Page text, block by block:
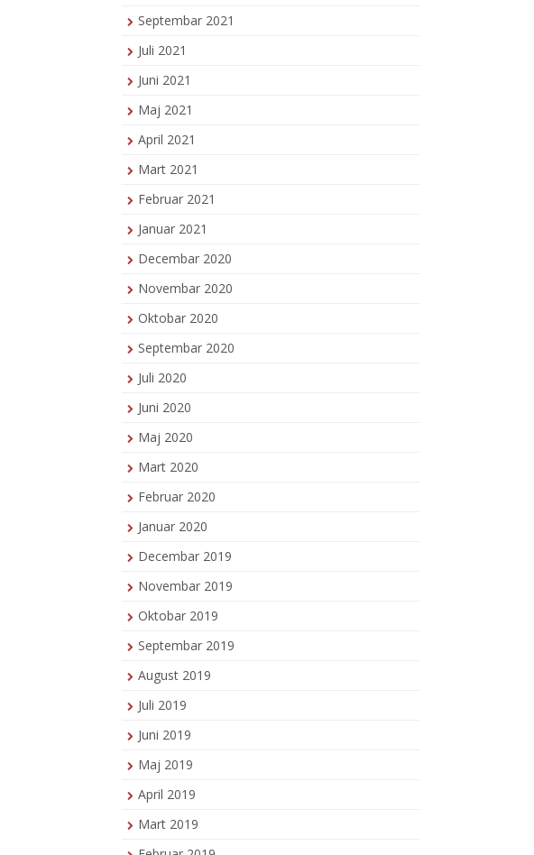
Septembar 2021
Juli 2021
Juni 2021
Maj 2021
April 2021
Mart 2021
Februar 2021
Januar 2021
Decembar 2020
Novembar 2020
Oktobar 2020
Septembar 2020
Juli 2020
Juni 2020
Maj 2020
Mart 2020
Februar 2020
Januar 2020
Decembar 2019
Novembar 2019
Oktobar 2019
Septembar 2019
August 2019
Juli 2019
Juni 2019
Maj 2019
April 2019
Mart 2019